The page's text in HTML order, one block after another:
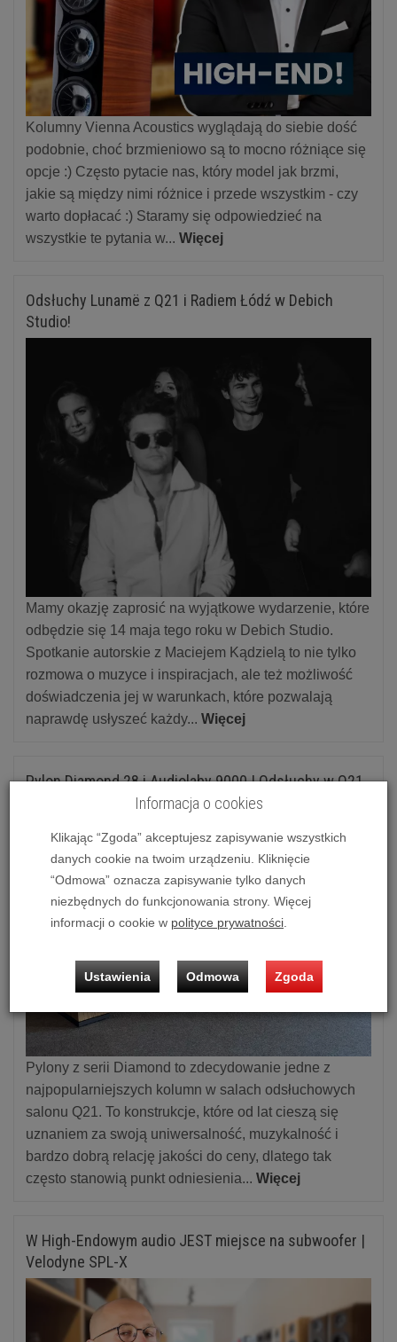
Kolumny Vienna Acoustics wyglądają do siebie dość
podobnie, choć brzmieniowo są to mocno różniące się
opcje :) Często pytacie nas, który model jak brzmi,
jakie są między nimi różnice i przede wszystkim - czy
warto dopłacać :) Staramy się odpowiedzieć na
wszystkie te pytania w... Więcej
Odsłuchy Lunamë z Q21 i Radiem Łódź w Debich
Studio!
Mamy okazję zaprosić na wyjątkowe wydarzenie, które
odbędzie się 14 maja tego roku w Debich Studio.
Spotkanie autorskie z Maciejem Kądzielą to nie tylko
rozmowa o muzyce i inspiracjach, ale też możliwość
doświadczenia jej w warunkach, które pozwalają
naprawdę usłyszeć każdy... Więcej
Pylon Diamond 28 i Audiolaby 9000 | Odsłuchy w Q21
Pylony z serii Diamond to zdecydowanie jedne z
najpopularniejszych kolumn w salach odsłuchowych
salonu Q21. To konstrukcje, które od lat cieszą się
uznaniem za swoją uniwersalność, muzykalność i
bardzo dobrą relację jakości do ceny, dlatego tak
często stanowią punkt odniesienia... Więcej
W High-Endowym audio JEST miejsce na subwoofer |
Velodyne SPL-X
Informacja o cookies
Klikając “Zgoda” akceptujesz zapisywanie wszystkich
danych cookie na twoim urządzeniu. Kliknięcie
“Odmowa” oznacza zapisywanie tylko danych
niezbędnych do funkcjonowania strony. Więcej
informacji o cookie w polityce prywatności
Ustawienia Odmowa Zgoda